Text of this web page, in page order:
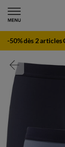
-50% dès 2 articles